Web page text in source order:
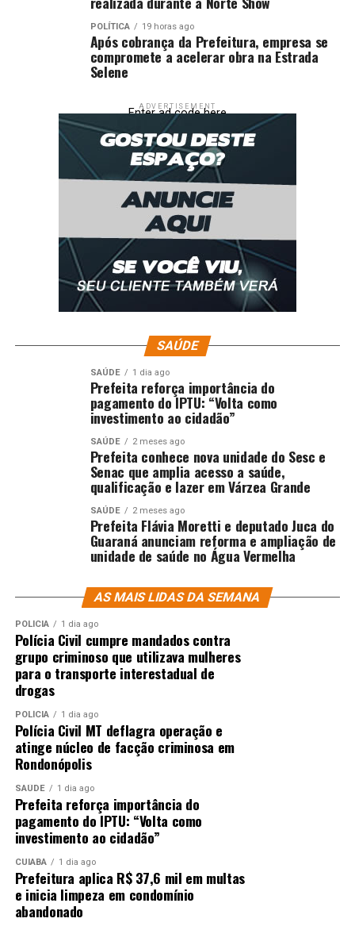
POLÍTICA 19 horas ago
Após cobrança da Prefeitura, empresa se
compromete a acelerar obra na Estrada
Selene
ADVERTISEMENT
Enter ad code here
SAÚDE
SAÚDE 1 dia ago
Prefeita reforça importância do
pagamento do IPTU: “Volta como
investimento ao cidadão”
SAÚDE 2 meses ago
Prefeita conhece nova unidade do Sesc e
Senac que amplia acesso a saúde,
qualificação e lazer em Várzea Grande
SAÚDE 2 meses ago
Prefeita Flávia Moretti e deputado Juca do
Guaraná anunciam reforma e ampliação de
unidade de saúde no Água Vermelha
AS MAIS LIDAS DA SEMANA
POLÍCIA 1 dia ago
Polícia Civil cumpre mandados contra
grupo criminoso que utilizava mulheres
para o transporte interestadual de
drogas
POLÍCIA 1 dia ago
Polícia Civil MT deflagra operação e
atinge núcleo de facção criminosa em
Rondonópolis
SAÚDE 1 dia ago
Prefeita reforça importância do
pagamento do IPTU: “Volta como
investimento ao cidadão”
CUIABÁ 1 dia ago
Prefeitura aplica R$ 37,6 mil em multas
e inicia limpeza em condomínio
abandonado